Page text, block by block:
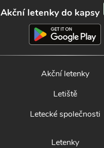
Akční letenky do kapsy
Akční letenky
Letiště
Letecké společnosti
Letenky